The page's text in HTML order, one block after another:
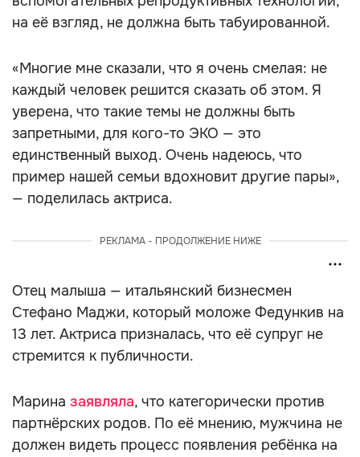
на её взгляд, не должна быть табуированной.
«Многие мне сказали, что я очень смелая: не
каждый человек решится сказать об этом. Я
уверена, что такие темы не должны быть
запретными, для кого-то ЭКО — это
единственный выход. Очень надеюсь, что
пример нашей семьи вдохновит другие пары»,
— поделилась актриса.
РЕКЛАМА - ПРОДОЛЖЕНИЕ НИЖЕ
Отец малыша — итальянский бизнесмен
Стефано Маджи, который моложе Федункив на
13 лет. Актриса призналась, что её супруг не
стремится к публичности.
Марина заявляла, что категорически против
партнёрских родов. По её мнению, мужчина не
должен видеть процесс появления ребёнка на